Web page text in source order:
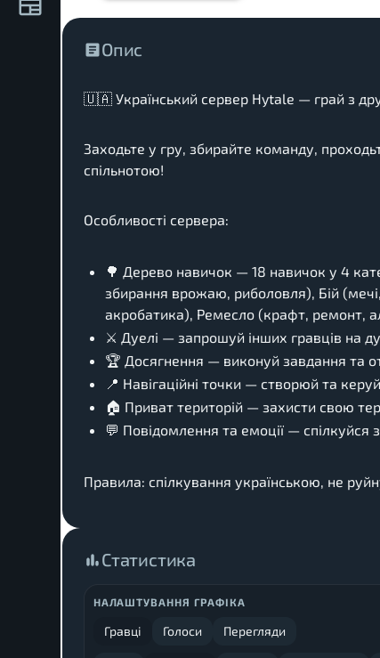
Опис
🇺🇦 Український сервер Hytale — грай з
Заходьте у гру, збирайте команду,
спільнотою!
Особливості сервера:
🌳 Дерево навичок — 18 навичок у 4
збирання врожаю, риболовля), Бій
акробатика), Ремесло (крафт, ремонт,
⚔️ Дуелі — запрошуй інших гравців на
🏆 Досягнення — виконуй завдання та
📍 Навігаційні точки — створюй та
🏠 Приват територій — захисти свою
💬 Повідомлення та емоції — спілкуйся
Правила: спілкування українською, не
Статистика
НАЛАШТУВАННЯ ГРАФІКА
Гравці Голоси Перегляди